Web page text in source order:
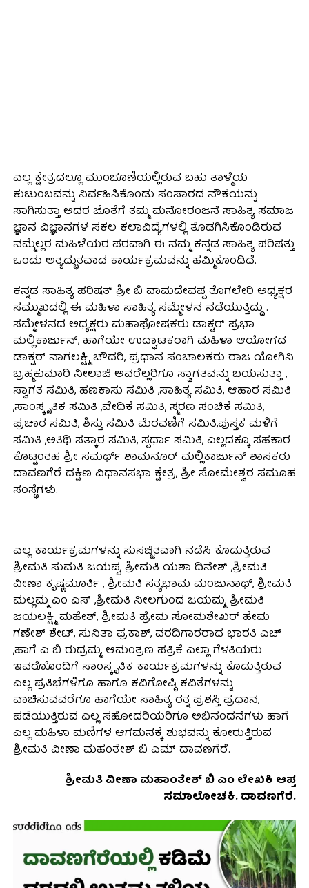
ಎಲ್ಲ ಕ್ಷೇತ್ರದಲ್ಲೂ ಮುಂಚೂಣಿಯಲ್ಲಿರುವ ಬಹು ತಾಳ್ಮೆಯ
ಕುಟುಂಬವನ್ನು ನಿರ್ವಹಿಸಿಕೊಂಡು ಸಂಸಾರದ ನೌಕೆಯನ್ನು
ಸಾಗಿಸುತ್ತಾ ಅದರ ಜೊತೆಗೆ ತಮ್ಮ ಮನೋರಂಜನೆ ಸಾಹಿತ್ಯ ಸಮಾಜ
ಜ್ಞಾನ ವಿಜ್ಞಾನಗಳ ಸಕಲ ಕಲಾವಿದ್ಯೆಗಳಲ್ಲಿ ತೊಡಗಿಸಿಕೊಂಡಿರುವ
ನಮ್ಮೆಲ್ಲರ ಮಹಿಳೆಯರ ಪರವಾಗಿ ಈ ನಮ್ಮ ಕನ್ನಡ ಸಾಹಿತ್ಯ ಪರಿಷತ್ತು
ಒಂದು ಅತ್ಯದ್ಭುತವಾದ ಕಾರ್ಯಕ್ರಮವನ್ನು ಹಮ್ಮಿಕೊಂಡಿದೆ.
ಕನ್ನಡ ಸಾಹಿತ್ಯ ಪರಿಷತ್ ಶ್ರೀ ಬಿ ವಾಮದೇವಪ್ಪ ತೊಗಲೇರಿ ಅಧ್ಯಕ್ಷರ
ಸಮ್ಮುಖದಲ್ಲಿ ಈ ಮಹಿಳಾ ಸಾಹಿತ್ಯ ಸಮ್ಮೇಳನ ನಡೆಯುತ್ತಿದ್ದು .
ಸಮ್ಮೇಳನದ ಅಧ್ಯಕ್ಷರು ಮಹಾಪೋಷಕರು ಡಾಕ್ಟರ್ ಪ್ರಭಾ
ಮಲ್ಲಿಕಾರ್ಜುನ್, ಹಾಗೆಯೇ ಉದ್ಘಾಟಕರಾಗಿ ಮಹಿಳಾ ಆಯೋಗದ
ಡಾಕ್ಟರ್ ನಾಗಲಕ್ಷ್ಮಿ ಚೌದರಿ, ಪ್ರಧಾನ ಸಂಚಾಲಕರು ರಾಜ ಯೋಗಿನಿ
ಬ್ರಹ್ಮಕುಮಾರಿ ನೀಲಾಜಿ ಅವರೆಲ್ಲರಿಗೂ ಸ್ವಾಗತವನ್ನು ಬಯಸುತ್ತಾ ,
ಸ್ವಾಗತ ಸಮಿತಿ, ಹಣಕಾಸು ಸಮಿತಿ ,ಸಾಹಿತ್ಯ ಸಮಿತಿ, ಆಹಾರ ಸಮಿತಿ
,ಸಾಂಸ್ಕೃತಿಕ ಸಮಿತಿ ,ವೇದಿಕೆ ಸಮಿತಿ, ಸ್ಮರಣ ಸಂಚಿಕೆ ಸಮಿತಿ,
ಪ್ರಚಾರ ಸಮಿತಿ, ಶಿಸ್ತು ಸಮಿತಿ ಮೆರವಣಿಗೆ ಸಮಿತಿ,ಪುಸ್ತಕ ಮಳಿಗೆ
ಸಮಿತಿ ,ಅತಿಥಿ ಸತ್ಕಾರ ಸಮಿತಿ, ಸ್ಪರ್ಧಾ ಸಮಿತಿ, ಎಲ್ಲದಕ್ಕೂ ಸಹಕಾರ
ಕೊಟ್ಟಂತಹ ಶ್ರೀ ಸಮರ್ಥ್ ಶಾಮನೂರ್ ಮಲ್ಲಿಕಾರ್ಜುನ್ ಶಾಸಕರು
ದಾವಣಗೆರೆ ದಕ್ಷಿಣ ವಿಧಾನಸಭಾ ಕ್ಷೇತ್ರ, ಶ್ರೀ ಸೋಮೇಶ್ವರ ಸಮೂಹ
ಸಂಸ್ಥೆಗಳು.
ಎಲ್ಲ ಕಾರ್ಯಕ್ರಮಗಳನ್ನು ಸುಸಜ್ಜಿತವಾಗಿ ನಡೆಸಿ ಕೊಡುತ್ತಿರುವ
ಶ್ರೀಮತಿ ಸುಮತಿ ಜಯಪ್ಪ, ಶ್ರೀಮತಿ ಯಶಾ ದಿನೇಶ್ ,ಶ್ರೀಮತಿ
ವೀಣಾ ಕೃಷ್ಣಮೂರ್ತಿ , ಶ್ರೀಮತಿ ಸತ್ಯಭಾಮ ಮಂಜುನಾಥ್, ಶ್ರೀಮತಿ
ಮಲ್ಲಮ್ಮ ಎಂ ಎಸ್ ,ಶ್ರೀಮತಿ ನೀಲಗುಂದ ಜಯಮ್ಮ, ಶ್ರೀಮತಿ
ಜಯಲಕ್ಷ್ಮಿ ಮಹೇಶ್, ಶ್ರೀಮತಿ ಪ್ರೇಮ ಸೋಮಶೇಖರ್ ಹೇಮ
ಗಣೇಶ್ ಶೇಟ್, ಸುನಿತಾ ಪ್ರಕಾಶ್, ವರದಿಗಾರರಾದ ಭಾರತಿ ಎಚ್
,ಹಾಗೆ ಎ ಬಿ ರುದ್ರಮ್ಮ, ಆಮಂತ್ರಣ ಪತ್ರಿಕೆ ಎಲ್ಲಾ ಗೆಳತಿಯರು
ಇವರೊೊಂದಿಗೆ ಸಾಂಸ್ಕೃತಿಕ ಕಾರ್ಯಕ್ರಮಗಳನ್ನು ಕೊಡುತ್ತಿರುವ
ಎಲ್ಲ ಪ್ರತಿಭೆಗಳಿಗೂ ಹಾಗೂ ಕವಿಗೋಷ್ಠಿ ಕವಿತೆಗಳನ್ನು
ವಾಚಿಸುವವರೆಗೂ ಹಾಗೆಯೇ ಸಾಹಿತ್ಯ ರತ್ನ ಪ್ರಶಸ್ತಿ ಪ್ರಧಾನ,
ಪಡೆಯುತ್ತಿರುವ ಎಲ್ಲ ಸಹೋದರಿಯರಿಗೂ ಅಭಿನಂದನೆಗಳು ಹಾಗೆ
ಎಲ್ಲ ಮಹಿಳಾ ಮಣಿಗಳ ಆಗಮನಕ್ಕೆ ಶುಭವನ್ನು ಕೋರುತ್ತಿರುವ
ಶ್ರೀಮತಿ ವೀಣಾ ಮಹಂತೇಶ್ ಬಿ ಎಮ್ ದಾವಣಗೆರೆ.
ಶ್ರೀಮತಿ ವೀಣಾ ಮಹಾಂತೇಶ್ ಬಿ ಎಂ ಲೇಖಕಿ ಆಪ್ತ
ಸಮಾಲೋಚಕಿ. ದಾವಣಗೆರೆ.